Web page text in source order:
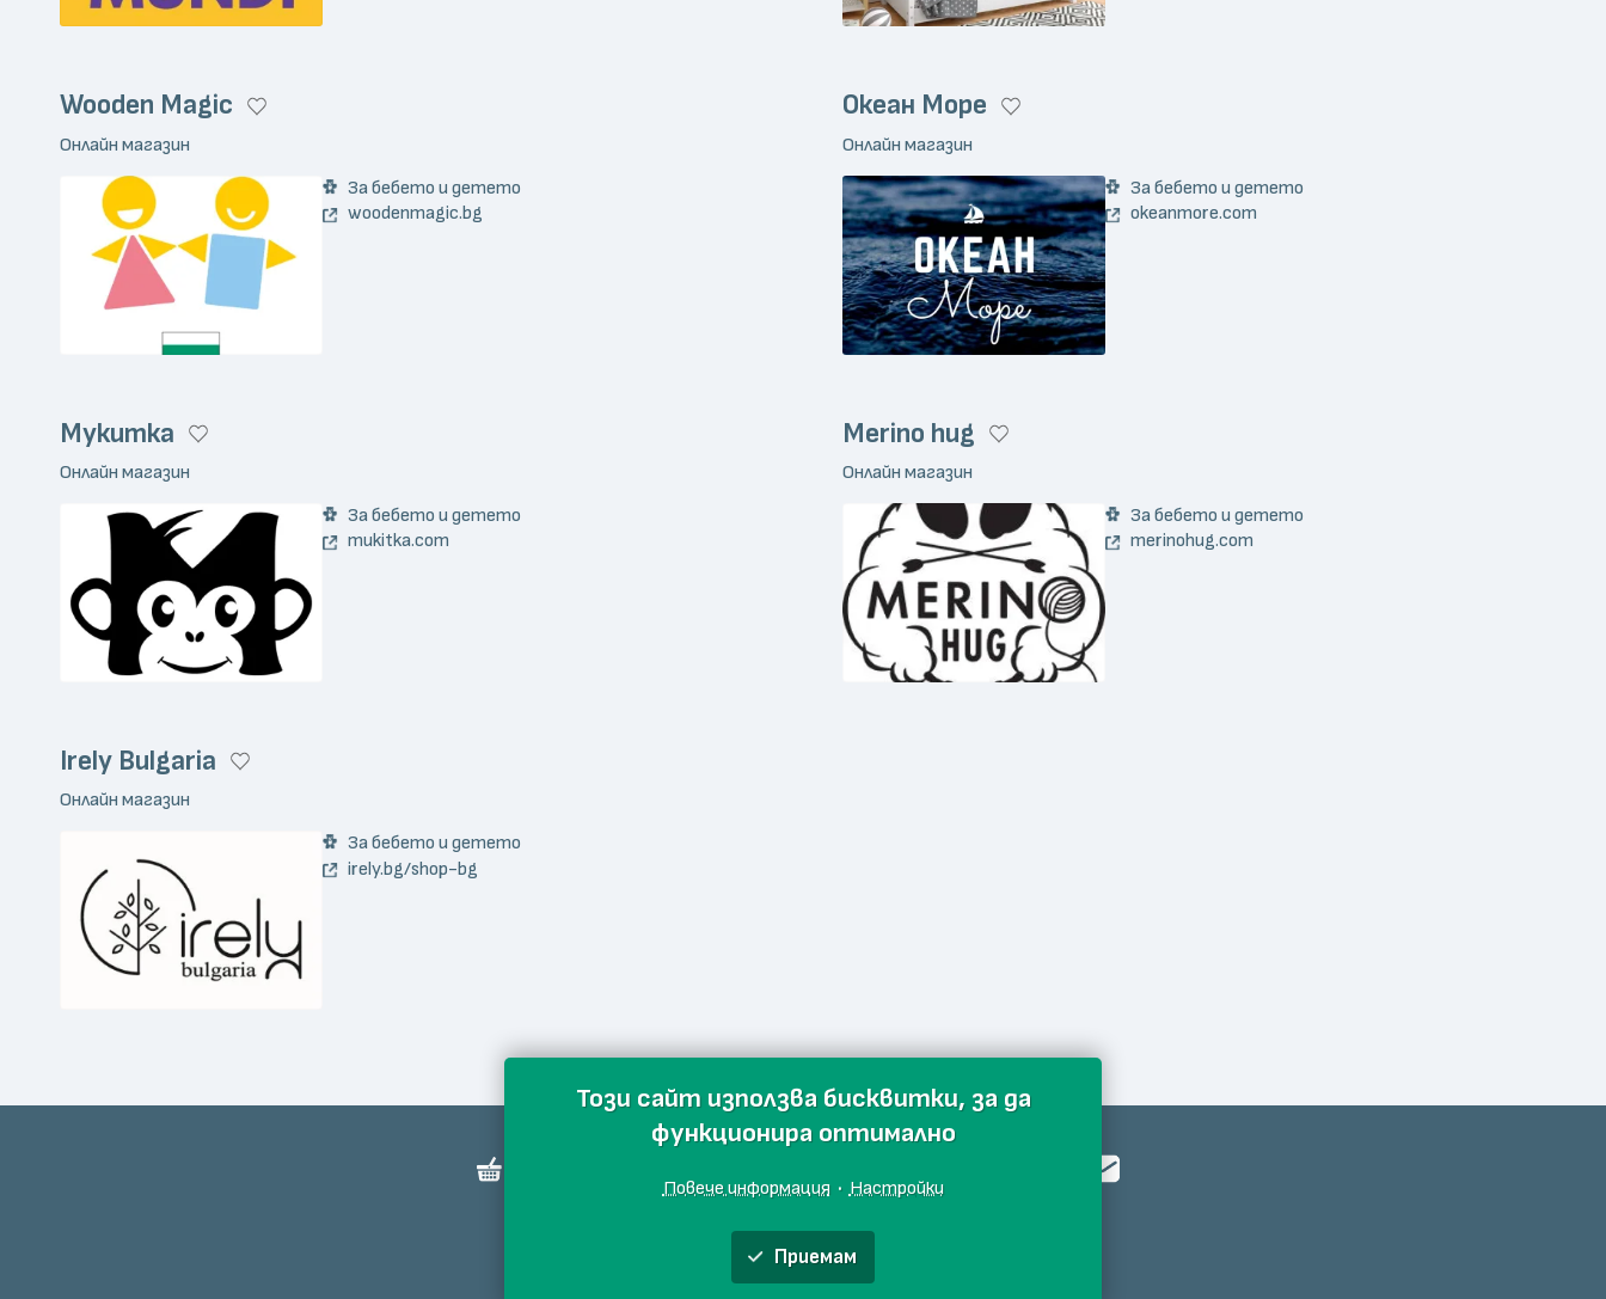
Wooden Magic
Онлайн магазин
За бебето и детето
woodenmagic.bg
Океан Море
Онлайн магазин
За бебето и детето
okeanmore.com
Мукитка
Онлайн магазин
За бебето и детето
mukitka.com
Merino hug
Онлайн магазин
За бебето и детето
merinohug.com
Irely Bulgaria
Онлайн магазин
За бебето и детето
irely.bg/shop-bg
Този сайт използва бисквитки, за да
функционира оптимално
Повече информация · Настройки
Приемам